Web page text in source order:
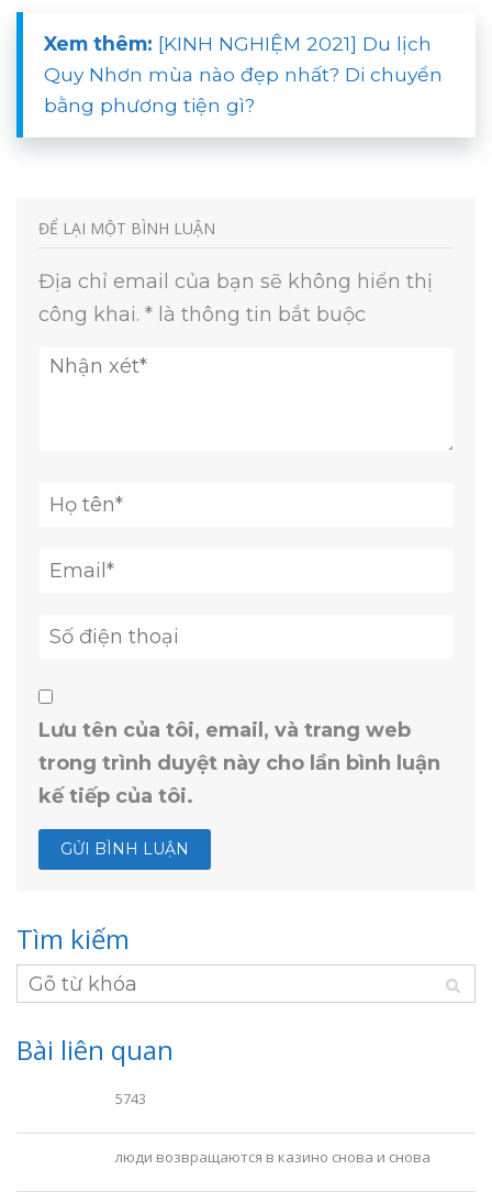
Xem thêm: [KINH NGHIỆM 2021] Du lịch
Quy Nhơn mùa nào đẹp nhất? Di chuyển
bằng phương tiện gì?
ĐỂ LẠI MỘT BÌNH LUẬN
Địa chỉ email của bạn sẽ không hiển thị
công khai. * là thông tin bắt buộc
Lưu tên của tôi, email, và trang web
trong trình duyệt này cho lần bình luận
kế tiếp của tôi.
Tìm kiếm
Bài liên quan
5743
люди возвращаются в казино снова и снова